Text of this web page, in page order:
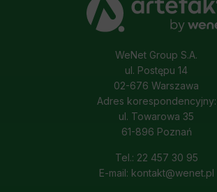
prawem przetwarzania, którego
podstawie zgody przed jej
WeNet Group S.A.
ul. Postępu 14
02-676 Warszawa
Adres korespondencyjny:
ul. Towarowa 35
61-896 Poznań
Tel.: 22 457 30 95
E-mail: kontakt@wenet.pl